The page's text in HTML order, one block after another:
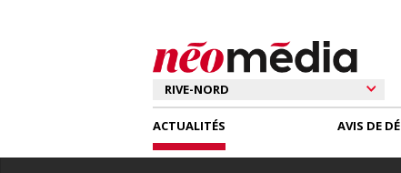
ACTUALITÉS AVIS DE